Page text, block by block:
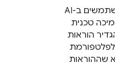
לדוגמה, אם אתם משתמשים ב-AI
טכנית
הוראות
שההוראות